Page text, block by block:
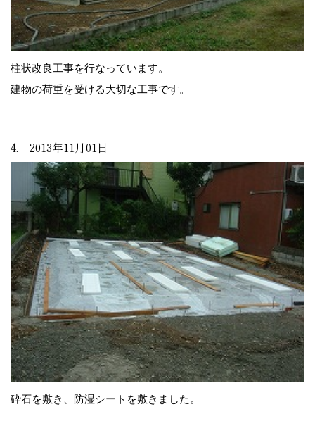
柱状改良工事を行なっています。
建物の荷重を受ける大切な工事です。
4. 2013年11月01日
砕石を敷き、防湿シートを敷きました。